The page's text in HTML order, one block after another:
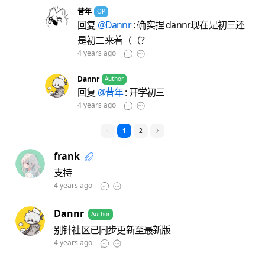
昔年 OP
回复 @Dannr: 确实捏 dannr现在是初三还
是初二来着（（？
4 years ago
Dannr Author
回复 @昔年: 开学初三
4 years ago
1 2
frank
支持
4 years ago
Dannr Author
别针社区已同步更新至最新版
4 years ago